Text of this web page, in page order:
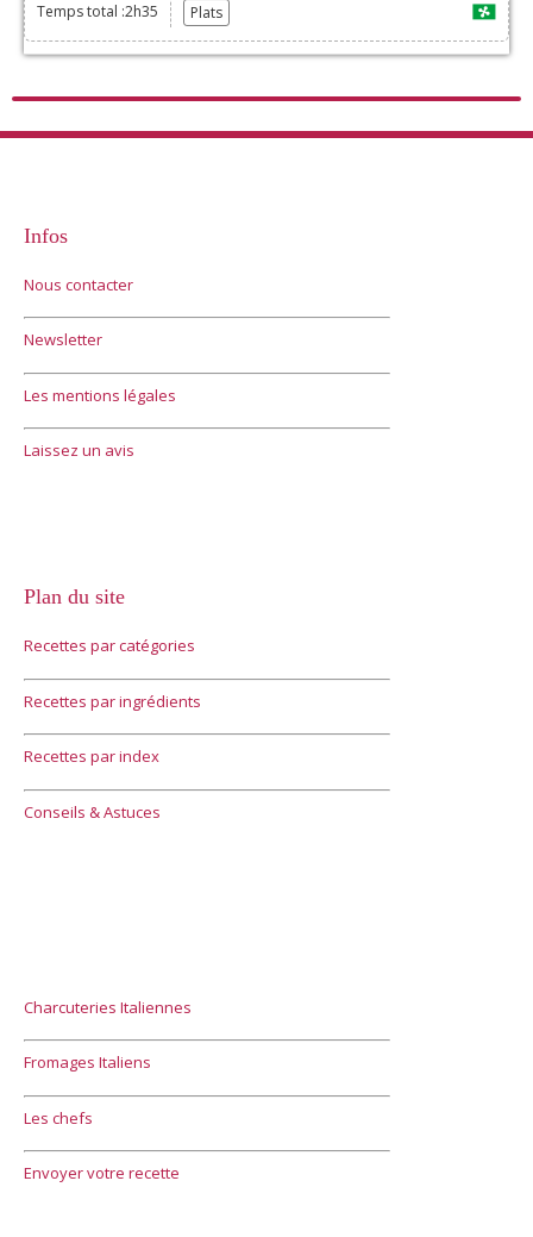
Temps total :2h35 Plats
Infos
Nous contacter
Newsletter
Les mentions légales
Laissez un avis
Plan du site
Recettes par catégories
Recettes par ingrédients
Recettes par index
Conseils & Astuces
Charcuteries Italiennes
Fromages Italiens
Les chefs
Envoyer votre recette